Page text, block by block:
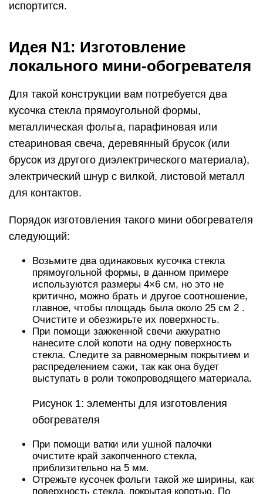
испортится.
Идея N1: Изготовление
локального мини-обогревателя
Для такой конструкции вам потребуется два
кусочка стекла прямоугольной формы,
металлическая фольга, парафиновая или
стеариновая свеча, деревянный брусок (или
брусок из другого диэлектрического материала),
электрический шнур с вилкой, листовой металл
для контактов.
Порядок изготовления такого мини обогревателя
следующий:
Возьмите два одинаковых кусочка стекла
прямоугольной формы, в данном примере
используются размеры 4×6 см, но это не
критично, можно брать и другое соотношение,
главное, чтобы площадь была около 25 см 2 .
Очистите и обезжирьте их поверхность.
При помощи зажженной свечи аккуратно
нанесите слой копоти на одну поверхность
стекла. Следите за равномерным покрытием и
распределением сажи, так как она будет
выступать в роли токопроводящего материала.
Рисунок 1: элементы для изготовления
обогревателя
При помощи ватки или ушной палочки
очистите край закопченного стекла,
приблизительно на 5 мм.
Отрежьте кусочек фольги такой же ширины, как
поверхность стекла, покрытая копотью. По